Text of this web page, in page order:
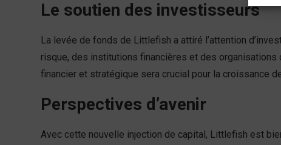
Le soutien des investisseurs
La levée de fonds de Littlefish a attiré l’attention
risque, des institutions financières et des organisations
financier et stratégique sera crucial pour la croissance
Perspectives d’avenir
Avec cette nouvelle injection de capital, Littlefish est